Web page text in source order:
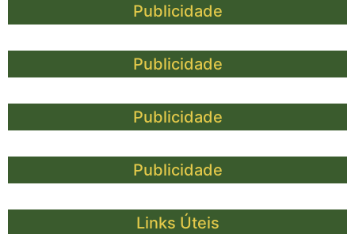
Publicidade
Publicidade
Publicidade
Publicidade
Links Úteis